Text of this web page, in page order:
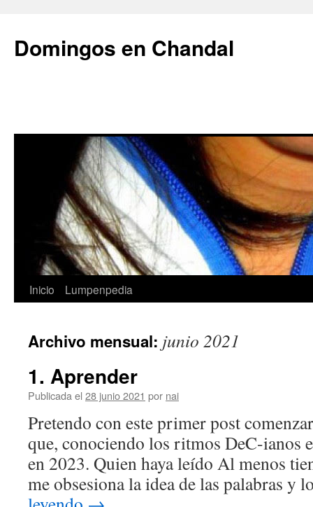
contenido
Domingos en Chandal
Inicio Lumpenpedia
Archivo mensual: junio 2021
1. Aprender
Publicada el 28 junio 2021 por nai
Pretendo con este primer post
que, conociendo los ritmos DeC-ianos
en 2023. Quien haya leído Al menos
me obsesiona la idea de las palabras